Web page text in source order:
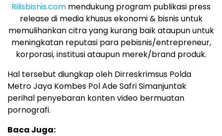
Rilisbisnis.com mendukung program publikasi press
release di media khusus ekonomi & bisnis untuk
memulihankan citra yang kurang baik ataupun untuk
meningkatan reputasi para pebisnis/entrepreneur,
korporasi, institusi ataupun merek/brand produk.
Hal tersebut diungkap oleh Dirreskrimsus Polda
Metro Jaya Kombes Pol Ade Safri Simanjuntak
perihal penyebaran konten video bermuatan
pornografi.
Baca Juga: